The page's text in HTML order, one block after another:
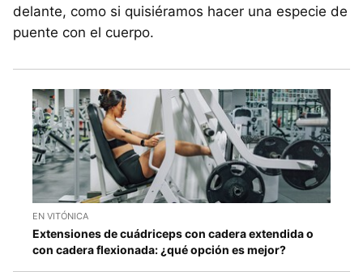
delante, como si quisiéramos hacer una especie de
puente con el cuerpo.
EN VITÓNICA
Extensiones de cuádriceps con cadera extendida o
con cadera flexionada: ¿qué opción es mejor?